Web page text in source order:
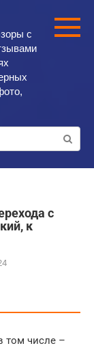
с
с
к
том числе –